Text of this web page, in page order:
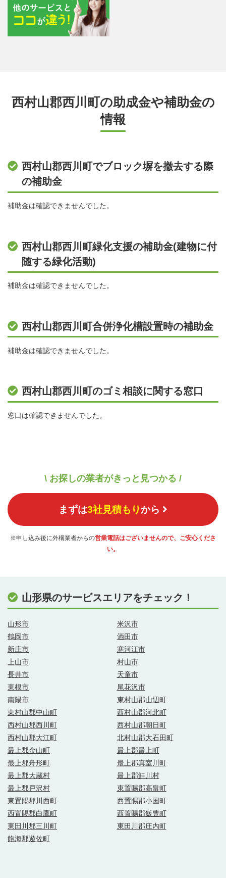
西村山郡西川町の助成金や補助金の
情報
西村山郡西川町でブロック塀を撤去する際
の補助金
補助金は確認できませんでした。
西村山郡西川町緑化支援の補助金(建物に付
随する緑化活動)
補助金は確認できませんでした。
西村山郡西川町合併浄化槽設置時の補助金
補助金は確認できませんでした。
西村山郡西川町のゴミ相談に関する窓口
窓口は確認できませんでした。
\ お探しの業者がきっと見つかる /
まずは3社見積もりから
※申し込み後に外構業者からの営業電話はございませんので、ご安心くださ
い。
山形県のサービスエリアをチェック！
山形市
米沢市
鶴岡市
酒田市
新庄市
寒河江市
上山市
村山市
長井市
天童市
東根市
尾花沢市
南陽市
東村山郡山辺町
東村山郡中山町
西村山郡河北町
西村山郡西川町
西村山郡朝日町
西村山郡大江町
北村山郡大石田町
最上郡金山町
最上郡最上町
最上郡舟形町
最上郡真室川町
最上郡大蔵村
最上郡鮭川村
最上郡戸沢村
東置賜郡高畠町
東置賜郡川西町
西置賜郡小国町
西置賜郡白鷹町
西置賜郡飯豊町
東田川郡三川町
東田川郡庄内町
飽海郡遊佐町